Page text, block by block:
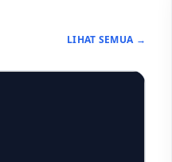
Gelar Sosialisasi Stop
Siswa yang
LIHAT SEMUA →